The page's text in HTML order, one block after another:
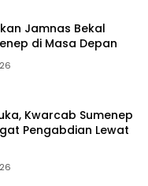
Jamnas Bekal
di Masa Depan
Kwarcab Sumenep
Pengabdian Lewat